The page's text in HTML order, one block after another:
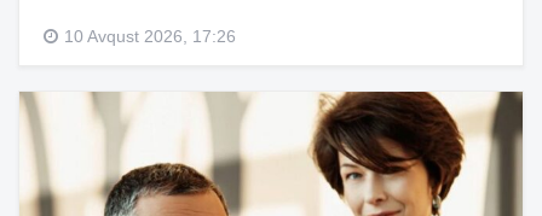
10 Avqust 2026, 17:26